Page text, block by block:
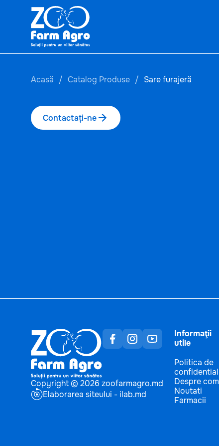
Acasă Catalog Produse Sare furajeră
Contactați-ne
Copyright © 2026 zoofarmagro.md
Elaborarea siteului - ilab.md
Informaţii
utile
Politica de
Despre
Noutati
Farmacii